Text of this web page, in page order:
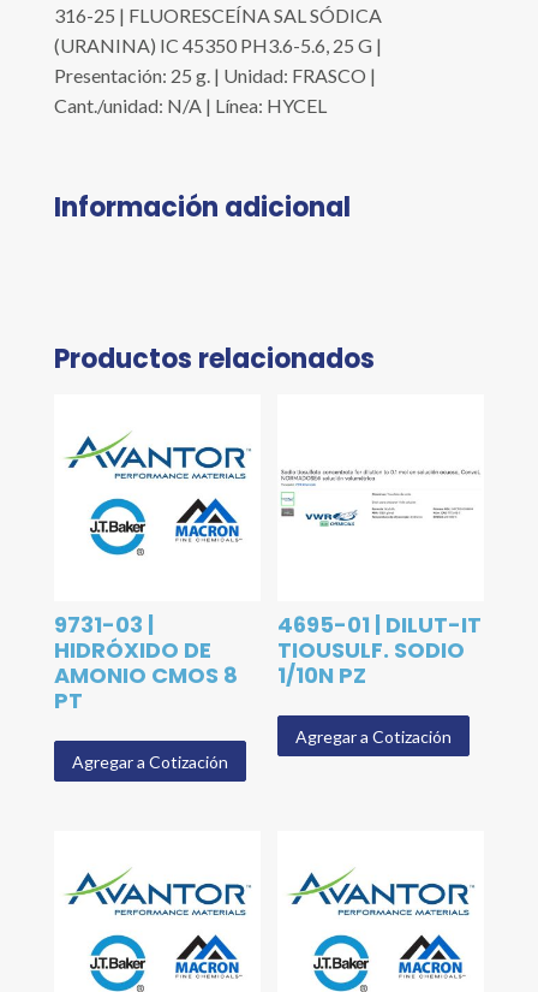
316-25 | FLUORESCEÍNA SAL SÓDICA
(URANINA) IC 45350 PH3.6-5.6, 25 G |
Presentación: 25 g. | Unidad: FRASCO |
Cant./unidad: N/A | Línea: HYCEL
Información adicional
Productos relacionados
9731-03 |
HIDRÓXIDO DE
AMONIO CMOS 8
PT
Agregar a Cotización
4695-01 | DILUT-IT
TIOUSULF. SODIO
1/10N PZ
Agregar a Cotización